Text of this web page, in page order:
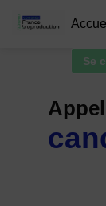
Se